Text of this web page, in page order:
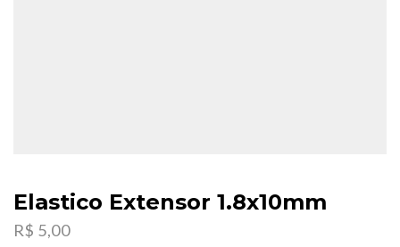
Elastico Extensor 1.8x10mm
R$ 5,00